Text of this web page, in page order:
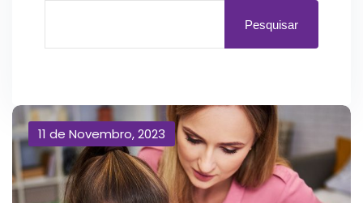
11 de Novembro, 2023
Pesquisar